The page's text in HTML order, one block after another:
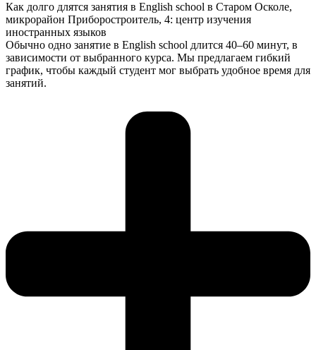
Как долго длятся занятия в English school в Старом Осколе,
микрорайон Приборостроитель, 4: центр изучения
иностранных языков
Обычно одно занятие в English school длится 40–60 минут, в
зависимости от выбранного курса. Мы предлагаем гибкий
график, чтобы каждый студент мог выбрать удобное время для
занятий.